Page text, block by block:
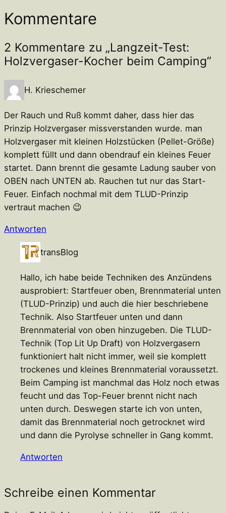
Kommentare
2 Kommentare zu „Langzeit-Test:
Holzvergaser-Kocher beim Camping“
H. Krieschemer
Der Rauch und Ruß kommt daher, dass hier das
Prinzip Holzvergaser missverstanden wurde. man
Holzvergaser mit kleinen Holzstücken (Pellet-Größe)
komplett füllt und dann obendrauf ein kleines Feuer
startet. Dann brennt die gesamte Ladung sauber von
OBEN nach UNTEN ab. Rauchen tut nur das Start-
Feuer. Einfach nochmal mit dem TLUD-Prinzip
vertraut machen 😉
Antworten
transBlog
Hallo, ich habe beide Techniken des Anzündens
ausprobiert: Startfeuer oben, Brennmaterial unten
(TLUD-Prinzip) und auch die hier beschriebene
Technik. Also Startfeuer unten und dann
Brennmaterial von oben hinzugeben. Die TLUD-
Technik (Top Lit Up Draft) von Holzvergasern
funktioniert halt nicht immer, weil sie komplett
trockenes und kleines Brennmaterial voraussetzt.
Beim Camping ist manchmal das Holz noch etwas
feucht und das Top-Feuer brennt nicht nach
unten durch. Deswegen starte ich von unten,
damit das Brennmaterial noch getrocknet wird
und dann die Pyrolyse schneller in Gang kommt.
Antworten
Schreibe einen Kommentar